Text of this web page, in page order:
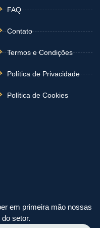
FAQ
Contato
Termos e Condições
Política de Privacidade
Política de Cookies
em primeira mão nossas
setor.